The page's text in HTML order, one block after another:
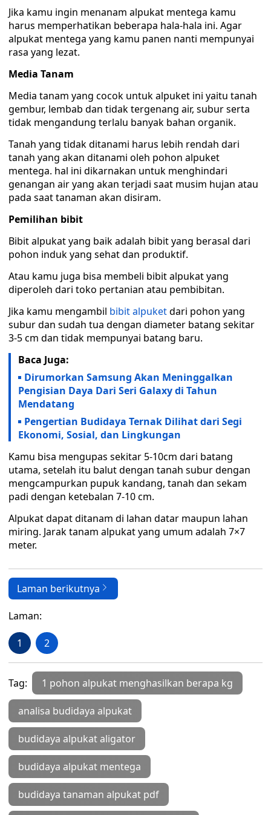
Jika kamu ingin menanam alpukat mentega kamu
harus memperhatikan beberapa hala-hala ini. Agar
alpukat mentega yang kamu panen nanti mempunyai
rasa yang lezat.
Media Tanam
Media tanam yang cocok untuk alpuket ini yaitu tanah
gembur, lembab dan tidak tergenang air, subur serta
tidak mengandung terlalu banyak bahan organik.
Tanah yang tidak ditanami harus lebih rendah dari
tanah yang akan ditanami oleh pohon alpuket
mentega. hal ini dikarnakan untuk menghindari
genangan air yang akan terjadi saat musim hujan atau
pada saat tanaman akan disiram.
Pemilihan bibit
Bibit alpukat yang baik adalah bibit yang berasal dari
pohon induk yang sehat dan produktif.
Atau kamu juga bisa membeli bibit alpukat yang
diperoleh dari toko pertanian atau pembibitan.
Jika kamu mengambil bibit alpuketdari pohon yang
subur dan sudah tua dengan diameter batang sekitar
3-5 cm dan tidak mempunyai batang baru.
Baca Juga:
Dirumorkan Samsung Akan Meninggalkan
Pengisian Daya Dari Seri Galaxy di Tahun
Mendatang
Pengertian Budidaya Ternak Dilihat dari Segi
Ekonomi, Sosial, dan Lingkungan
Kamu bisa mengupas sekitar 5-10cm dari batang
utama, setelah itu balut dengan tanah subur dengan
mengcampurkan pupuk kandang, tanah dan sekam
padi dengan ketebalan 7-10 cm.
Alpukat dapat ditanam di lahan datar maupun lahan
miring. Jarak tanam alpukat yang umum adalah 7×7
meter.
Laman berikutnya
Laman:
1 2
Tag: 1 pohon alpukat menghasilkan berapa kg
analisa budidaya alpukat
budidaya alpukat aligator
budidaya alpukat mentega
budidaya tanaman alpukat pdf